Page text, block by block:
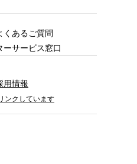
くあるご質問
ーサービス窓口
用情報
ンクしています